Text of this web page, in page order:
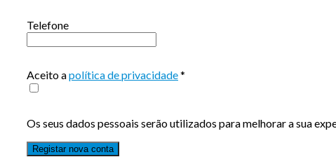
Telefone
Aceito apolítica de privacidade*
Os seus dados pessoais serão utilizados para melhorar a sua
Registar nova conta